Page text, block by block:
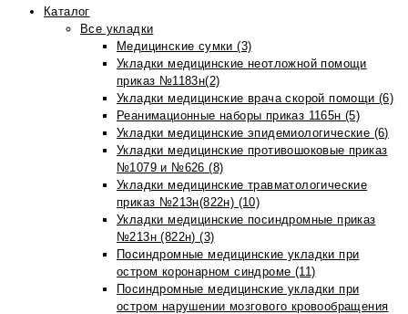
Каталог
Все укладки
Медицинские сумки (3)
Укладки медицинские неотложной помощи
приказ №1183н(2)
Укладки медицинские врача скорой помощи (6)
Реанимационные наборы приказ 1165н (5)
Укладки медицинские эпидемиологические (6)
Укладки медицинские противошоковые приказ
№1079 и №626 (8)
Укладки медицинские травматологические
приказ №213н(822н) (10)
Укладки медицинские посиндромные приказ
№213н (822н) (3)
Посиндромные медицинские укладки при
остром коронарном синдроме (11)
Посиндромные медицинские укладки при
остром нарушении мозгового кровообращения